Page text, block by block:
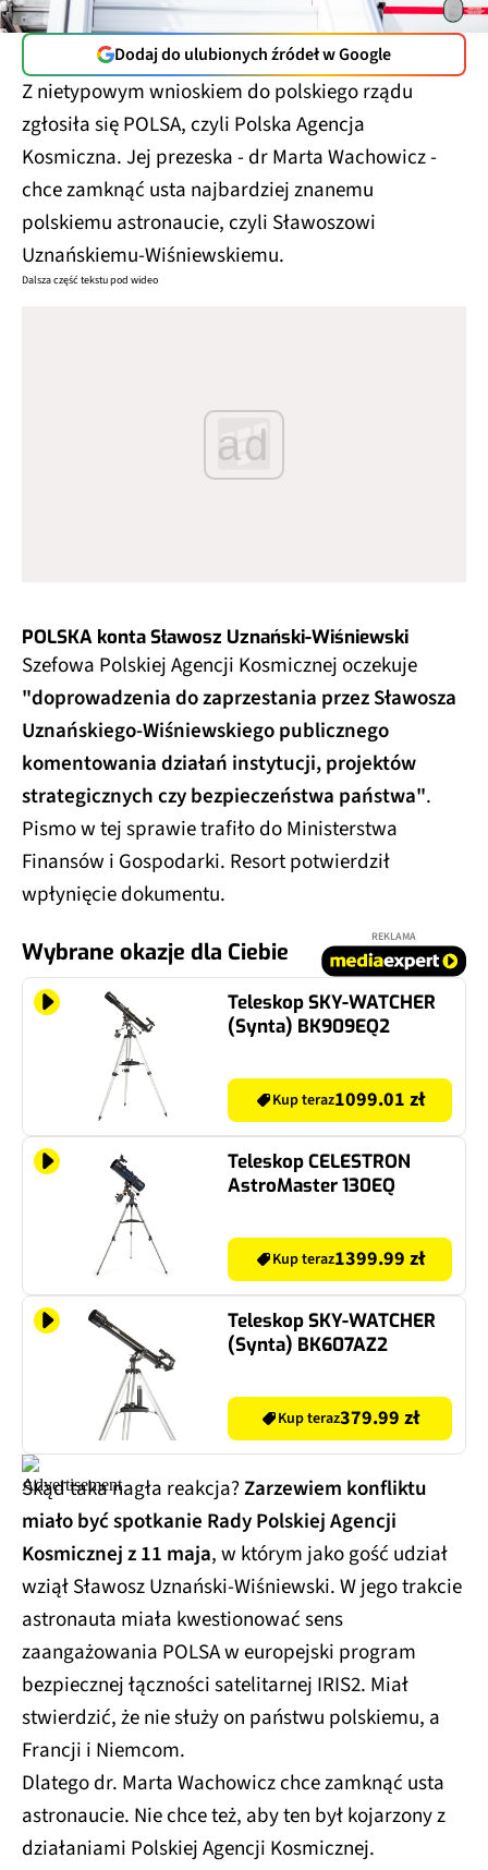
Dodaj do ulubionych źródeł w Google
Z nietypowym wnioskiem do polskiego rządu
zgłosiła się POLSA, czyli Polska Agencja
Kosmiczna. Jej prezeska - dr Marta Wachowicz -
chce zamknąć usta najbardziej znanemu
polskiemu astronaucie, czyli Sławoszowi
Uznańskiemu-Wiśniewskiemu.
Dalsza część tekstu pod wideo
ad
POLSKA konta Sławosz Uznański-Wiśniewski
Szefowa Polskiej Agencji Kosmicznej oczekuje
"doprowadzenia do zaprzestania przez Sławosza
Uznańskiego-Wiśniewskiego publicznego
komentowania działań instytucji, projektów
strategicznych czy bezpieczeństwa państwa".
Pismo w tej sprawie trafiło do Ministerstwa
Finansów i Gospodarki. Resort potwierdził
wpłynięcie dokumentu.
Wybrane okazje dla Ciebie
REKLAMA
Teleskop SKY-WATCHER
(Synta) BK909EQ2
Kup teraz1099.01 zł
Teleskop CELESTRON
AstroMaster 130EQ
Kup teraz1399.99 zł
Teleskop SKY-WATCHER
(Synta) BK607AZ2
Kup teraz379.99 zł
Skąd taka nagła reakcja?Zarzewiem konfliktu
miało być spotkanie Rady Polskiej Agencji
Kosmicznej z 11 maja, w którym jako gość udział
wziął Sławosz Uznański-Wiśniewski. W jego trakcie
astronauta miała kwestionować sens
zaangażowania POLSA w europejski program
bezpiecznej łączności satelitarnej IRIS2. Miał
stwierdzić, że nie służy on państwu polskiemu, a
Francji i Niemcom.
Dlatego dr. Marta Wachowicz chce zamknąć usta
astronaucie. Nie chce też, aby ten był kojarzony z
działaniami Polskiej Agencji Kosmicznej.